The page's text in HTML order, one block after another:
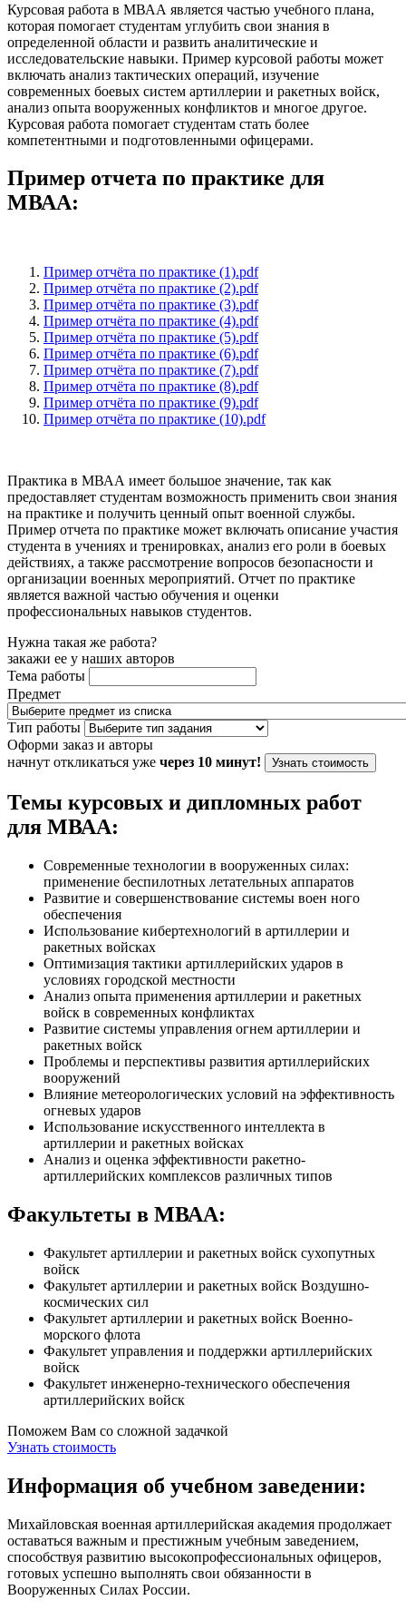
Курсовая работа в МВАА является частью учебного плана,
которая помогает студентам углубить свои знания в
определенной области и развить аналитические и
исследовательские навыки. Пример курсовой работы может
включать анализ тактических операций, изучение
современных боевых систем артиллерии и ракетных войск,
анализ опыта вооруженных конфликтов и многое другое.
Курсовая работа помогает студентам стать более
компетентными и подготовленными офицерами.
Пример отчета по практике для
МВАА:
Пример отчёта по практике (1).pdf
Пример отчёта по практике (2).pdf
Пример отчёта по практике (3).pdf
Пример отчёта по практике (4).pdf
Пример отчёта по практике (5).pdf
Пример отчёта по практике (6).pdf
Пример отчёта по практике (7).pdf
Пример отчёта по практике (8).pdf
Пример отчёта по практике (9).pdf
Пример отчёта по практике (10).pdf
Практика в МВАА имеет большое значение, так как
предоставляет студентам возможность применить свои знания
на практике и получить ценный опыт военной службы.
Пример отчета по практике может включать описание участия
студента в учениях и тренировках, анализ его роли в боевых
действиях, а также рассмотрение вопросов безопасности и
организации военных мероприятий. Отчет по практике
является важной частью обучения и оценки
профессиональных навыков студентов.
Нужна такая же работа?
закажи ее у наших авторов
Тема работы
Предмет
Тип работы
Оформи заказ и авторы
начнут откликаться уже через 10 минут! Узнать стоимость
Темы курсовых и дипломных работ
для МВАА:
Современные технологии в вооруженных силах:
применение беспилотных летательных аппаратов
Развитие и совершенствование системы воен ного
обеспечения
Использование кибертехнологий в артиллерии и
ракетных войсках
Оптимизация тактики артиллерийских ударов в
условиях городской местности
Анализ опыта применения артиллерии и ракетных
войск в современных конфликтах
Развитие системы управления огнем артиллерии и
ракетных войск
Проблемы и перспективы развития артиллерийских
вооружений
Влияние метеорологических условий на эффективность
огневых ударов
Использование искусственного интеллекта в
артиллерии и ракетных войсках
Анализ и оценка эффективности ракетно-
артиллерийских комплексов различных типов
Факультеты в МВАА:
Факультет артиллерии и ракетных войск сухопутных
войск
Факультет артиллерии и ракетных войск Воздушно-
космических сил
Факультет артиллерии и ракетных войск Военно-
морского флота
Факультет управления и поддержки артиллерийских
войск
Факультет инженерно-технического обеспечения
артиллерийских войск
Поможем Вам со сложной задачкой
Узнать стоимость
Информация об учебном заведении:
Михайловская военная артиллерийская академия продолжает
оставаться важным и престижным учебным заведением,
способствуя развитию высокопрофессиональных офицеров,
готовых успешно выполнять свои обязанности в
Вооруженных Силах России.